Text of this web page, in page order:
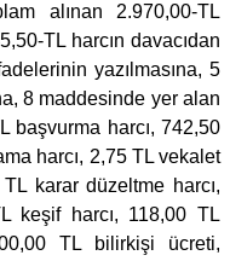
alınan 2.970,00-TL
TL harcın davacıdan
yazılmasına, 5
8 maddesinde yer alan
başvurma harcı, 742,50
harcı, 2,75 TL vekalet
karar düzeltme harcı,
keşif harcı, 118,00 TL
TL bilirkişi ücreti,